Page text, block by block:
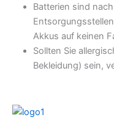
Batterien sind
Akkus auf keinen
Sollten Sie
Bekleidung) sein,